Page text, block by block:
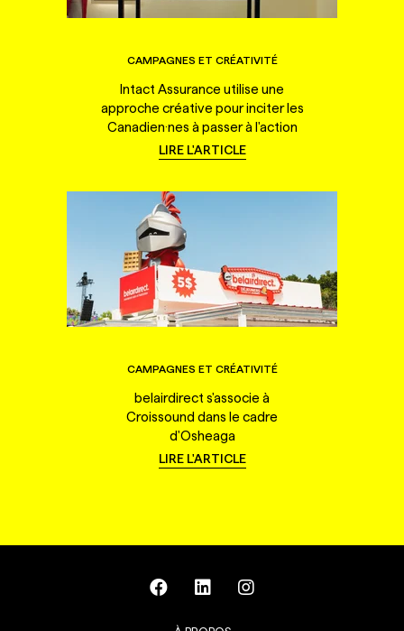
CAMPAGNES ET CRÉATIVITÉ
Intact Assurance utilise une
approche créative pour inciter les
Canadien·nes à passer à l'action
LIRE L'ARTICLE
CAMPAGNES ET CRÉATIVITÉ
belairdirect s'associe à
Croissound dans le cadre
d'Osheaga
LIRE L'ARTICLE